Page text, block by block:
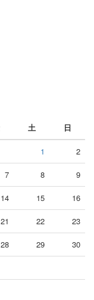
土 日
1 2
7 8 9
14 15 16
21 22 23
28 29 30